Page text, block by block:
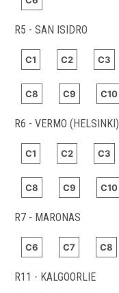
R5 - SAN ISIDRO
C1 C2 C3
C8 C9 C10
R6 - VERMO (HELSINKI)
C1 C2 C3
C8 C9 C10
R7 - MARONAS
C6 C7 C8
R11 - KALGOORLIE